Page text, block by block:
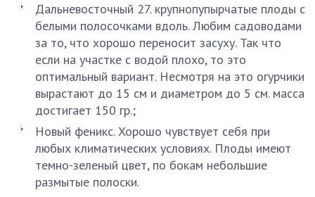
Дальневосточный 27. крупнопупырчатые плоды с
белыми полосочками вдоль. Любим садоводами
за то, что хорошо переносит засуху. Так что
если на участке с водой плохо, то это
оптимальный вариант. Несмотря на это огурчики
вырастают до 15 см и диаметром до 5 см. масса
достигает 150 гр.;
Новый феникс. Хорошо чувствует себя при
любых климатических условиях. Плоды имеют
темно-зеленый цвет, по бокам небольшие
размытые полоски.